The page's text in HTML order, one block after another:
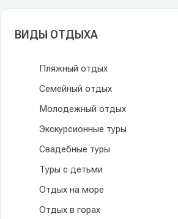
ВИДЫ ОТДЫХА
Пляжный отдых
Семейный отдых
Молодежный отдых
Экскурсионные туры
Свадебные туры
Туры с детьми
Отдых на море
Отдых в горах